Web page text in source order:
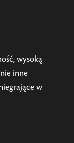
wysoką
inne
w